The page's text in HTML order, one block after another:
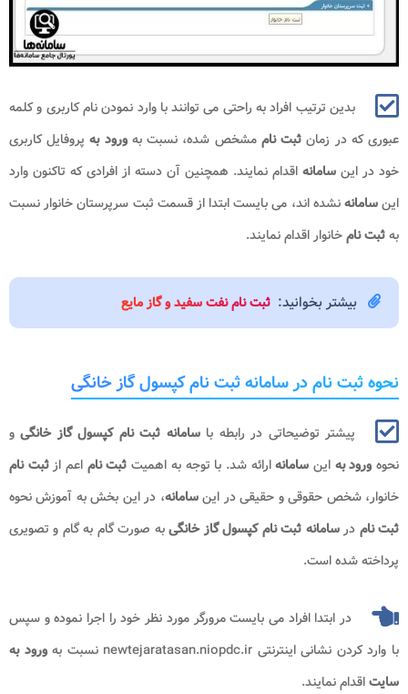
بدین ترتیب افراد به راحتی می توانند با وارد نمودن نام کاربری و کلمه
عبوری که در زمانثبت نام مشخص شده، نسبت بهورود بهپروفایل کاربری
خود در این سامانه اقدام نمایند. همچنین آن دسته از افرادی که تاکنون وارد
اینسامانهنشده اند، می بایست ابتدا از قسمت ثبت سرپرستان خانوار نسبت
بهثبت نامخانوار اقدام نمایند.
بیشتر بخوانید: ثبت نام نفت سفید و گاز مایع
نحوه ثبت نام در سامانه ثبت نام کپسول گاز خانگی
پیشتر توضیحاتی در رابطه باسامانه ثبت نام کپسول گاز خانگیو
نحوه ورود بهاین سامانهارائه شد. با توجه به اهمیت ثبت نام اعم ازثبت نام
خانوار، شخص حقوقی و حقیقی در اینسامانه، در این بخش به آموزش نحوه
ثبت نام درسامانه ثبت نام کپسول گاز خانگیبه صورت گام به گام و تصویری
پرداخته شده است.
در ابتدا افراد می بایست مرورگر مورد نظر خود را اجرا نموده و سپس
با وارد کردن نشانی اینترنتی newtejaratasan.niopdc.ir نسبت به
ورود به
سایتاقدام نمایند.